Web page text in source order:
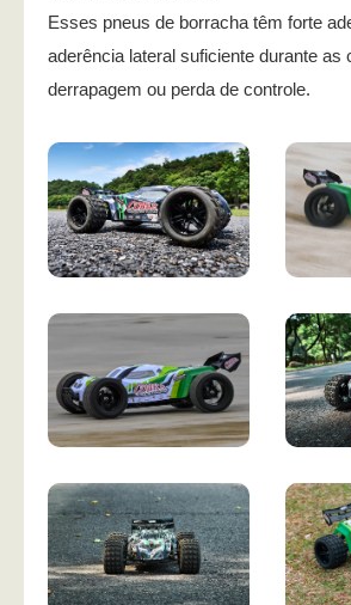
Esses pneus de borracha têm forte
aderência lateral suficiente durante as
derrapagem ou perda de controle.